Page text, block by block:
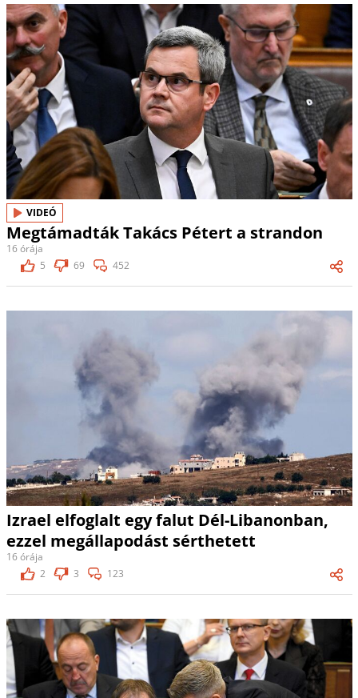
VIDEÓ
Megtámadták Takács Pétert a strandon
16 órája
5
69 452
Izrael elfoglalt egy falut Dél-Libanonban,
ezzel megállapodást sérthetett
16 órája
2
3 123